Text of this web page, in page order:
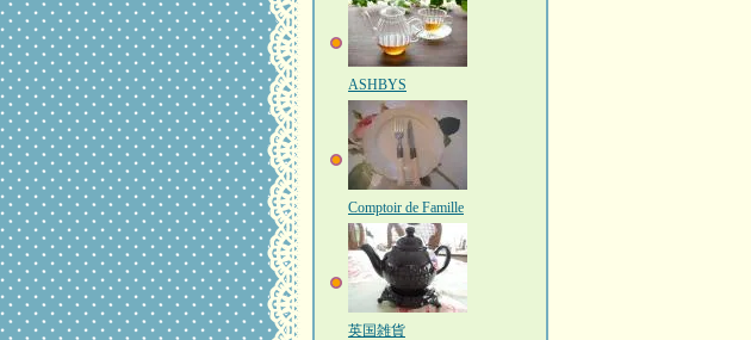
ASHBYS
Comptoir de Famille
英国雑貨